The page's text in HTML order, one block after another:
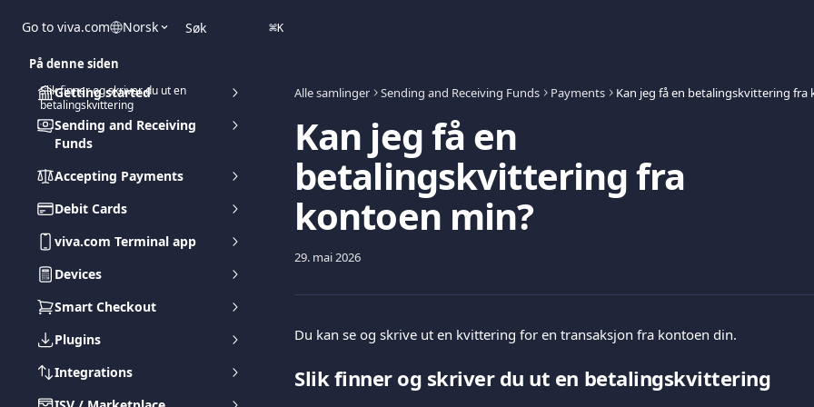
Go to viva.com Norsk Søk ⌘K
Getting started
Sending and Receiving
Funds
Accepting Payments
Debit Cards
viva.com Terminal app
Devices
Smart Checkout
Plugins
Integrations
Alle samlinger Sending and Receiving Funds Payments
Kan jeg få en
betalingskvittering fra
kontoen min?
29. mai 2026
Du kan se og skrive ut en kvittering for en transaksjon fra kontoen din.
Slik finner og skriver du ut en betalingskvittering
På denne siden
Slik finner og skriver du ut en
betalingskvittering